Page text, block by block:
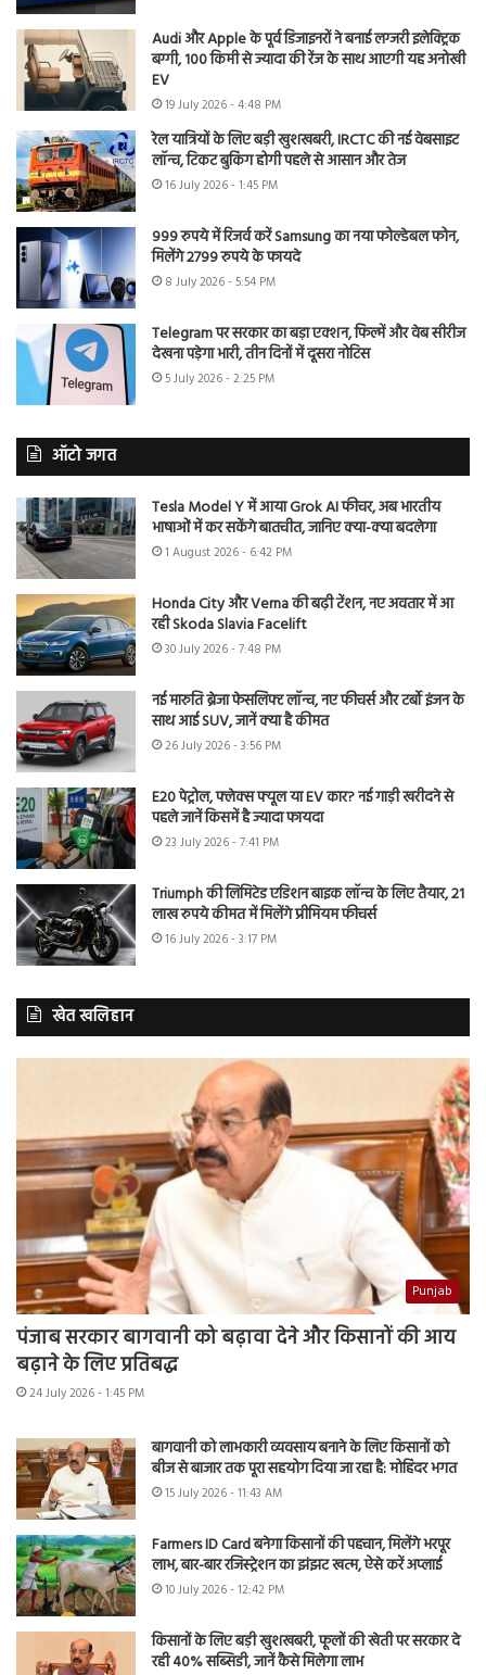
Audi और Apple के पूर्व डिजाइनरों ने बनाई लग्जरी इलेक्ट्रिक
बग्गी, 100 किमी से ज्यादा की रेंज के साथ आएगी यह अनोखी
EV
19 July 2026 - 4:48 PM
रेल यात्रियों के लिए बड़ी खुशखबरी, IRCTC की नई वेबसाइट
लॉन्च, टिकट बुकिंग होगी पहले से आसान और तेज
16 July 2026 - 1:45 PM
999 रुपये में रिजर्व करें Samsung का नया फोल्डेबल फोन,
मिलेंगे 2799 रुपये के फायदे
8 July 2026 - 5:54 PM
Telegram पर सरकार का बड़ा एक्शन, फिल्में और वेब सीरीज
देखना पड़ेगा भारी, तीन दिनों में दूसरा नोटिस
5 July 2026 - 2:25 PM
ऑटो जगत
Tesla Model Y में आया Grok AI फीचर, अब भारतीय
भाषाओं में कर सकेंगे बातचीत, जानिए क्या-क्या बदलेगा
1 August 2026 - 6:42 PM
Honda City और Verna की बढ़ी टेंशन, नए अवतार में आ
रही Skoda Slavia Facelift
30 July 2026 - 7:48 PM
नई मारुति ब्रेजा फेसलिफ्ट लॉन्च, नए फीचर्स और टर्बो इंजन के
साथ आई SUV, जानें क्या है कीमत
26 July 2026 - 3:56 PM
E20 पेट्रोल, फ्लेक्स फ्यूल या EV कार? नई गाड़ी खरीदने से
पहले जानें किसमें है ज्यादा फायदा
23 July 2026 - 7:41 PM
Triumph की लिमिटेड एडिशन बाइक लॉन्च के लिए तैयार, 21
लाख रुपये कीमत में मिलेंगे प्रीमियम फीचर्स
16 July 2026 - 3:17 PM
खेत खलिहान
Punjab
पंजाब सरकार बागवानी को बढ़ावा देने और किसानों की आय
बढ़ाने के लिए प्रतिबद्ध
24 July 2026 - 1:45 PM
बागवानी को लाभकारी व्यवसाय बनाने के लिए किसानों को
बीज से बाजार तक पूरा सहयोग दिया जा रहा है: मोहिंदर भगत
15 July 2026 - 11:43 AM
Farmers ID Card बनेगा किसानों की पहचान, मिलेंगे भरपूर
लाभ, बार-बार रजिस्ट्रेशन का झंझट खत्म, ऐसे करें अप्लाई
10 July 2026 - 12:42 PM
किसानों के लिए बड़ी खुशखबरी, फूलों की खेती पर सरकार दे
रही 40% सब्सिडी, जानें कैसे मिलेगा लाभ